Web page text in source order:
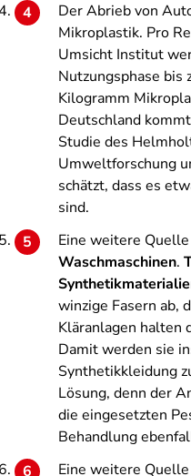
Der Abrieb von
Mikroplastik. Pro
Umsicht Institut
Nutzungsphase bis
Kilogramm
Deutschland
Studie des
Umweltforschung
schätzt, dass es
sind.
Eine weitere
Waschmaschinen.
winzige Fasern ab,
Kläranlagen halten
Damit werden sie
Synthetikkleidung
Lösung, denn der
die eingesetzten
Behandlung
Eine weitere